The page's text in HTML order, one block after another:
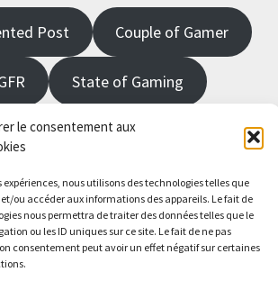
le consentement aux
expériences, nous utilisons des technologies telles que
et/ou accéder aux informations des appareils. Le fait de
nous permettra de traiter des données telles que le
ou les ID uniques sur ce site. Le fait de ne pas
consentement peut avoir un effet négatif sur certaines
Post Couple of Gamer
State of Gaming
The Angel Master
Abonnez-vous